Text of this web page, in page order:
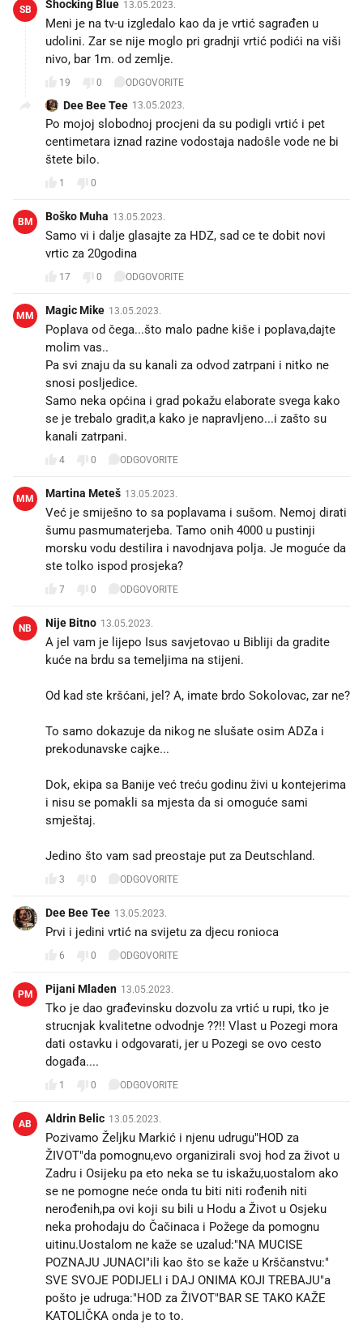
SB Shocking Blue 13.05.2023.
Meni je na tv-u izgledalo kao da je vrtić sagrađen u
udolini. Zar se nije moglo pri gradnji vrtić podići na viši
nivo, bar 1m. od zemlje.
19 0 ODGOVORITE
Dee Bee Tee 13.05.2023.
Po mojoj slobodnoj procjeni da su podigli vrtić i pet
centimetara iznad razine vodostaja nadoŝle vode ne bi
štete bilo.
1 0
BM Boško Muha 13.05.2023.
Samo vi i dalje glasajte za HDZ, sad ce te dobit novi
vrtic za 20godina
17 0 ODGOVORITE
MM Magic Mike 13.05.2023.
Poplava od čega...što malo padne kiše i poplava,dajte
molim vas..
Pa svi znaju da su kanali za odvod zatrpani i nitko ne
snosi posljedice.
Samo neka općina i grad pokažu elaborate svega kako
se je trebalo gradit,a kako je napravljeno...i zašto su
kanali zatrpani.
4 0 ODGOVORITE
MM Martina Meteš 13.05.2023.
Već je smiješno to sa poplavama i sušom. Nemoj dirati
šumu pasmumaterjeba. Tamo onih 4000 u pustinji
morsku vodu destilira i navodnjava polja. Je moguće da
ste tolko ispod prosjeka?
7 0 ODGOVORITE
NB Nije Bitno 13.05.2023.
A jel vam je lijepo Isus savjetovao u Bibliji da gradite
kuće na brdu sa temeljima na stijeni.
Od kad ste kršćani, jel? A, imate brdo Sokolovac, zar ne?
To samo dokazuje da nikog ne slušate osim ADZa i
prekodunavske cajke...
Dok, ekipa sa Banije već treću godinu živi u kontejerima
i nisu se pomakli sa mjesta da si omoguće sami
smještaj.
Jedino što vam sad preostaje put za Deutschland.
3 0 ODGOVORITE
Dee Bee Tee 13.05.2023.
Prvi i jedini vrtić na svijetu za djecu ronioca
6 0 ODGOVORITE
PM Pijani Mladen 13.05.2023.
Tko je dao građevinsku dozvolu za vrtić u rupi, tko je
strucnjak kvalitetne odvodnje ??!! Vlast u Pozegi mora
dati ostavku i odgovarati, jer u Pozegi se ovo cesto
događa....
1 0 ODGOVORITE
AB Aldrin Belic 13.05.2023.
Pozivamo Željku Markić i njenu udrugu"HOD za
ŽIVOT"da pomognu,evo organizirali svoj hod za život u
Zadru i Osijeku pa eto neka se tu iskažu,uostalom ako
se ne pomogne neće onda tu biti niti rođenih niti
nerođenih,pa ovi koji su bili u Hodu a Život u Osjeku
neka prohodaju do Čačinaca i Požege da pomognu
uitinu.Uostalom ne kaže se uzalud:"NA MUCISE
POZNAJU JUNACI"ili kao što se kaže u Krščanstvu:"
SVE SVOJE PODIJELI i DAJ ONIMA KOJI TREBAJU"a
pošto je udruga:"HOD za ŽIVOT"BAR SE TAKO KAŽE
KATOLIČKA onda je to to.